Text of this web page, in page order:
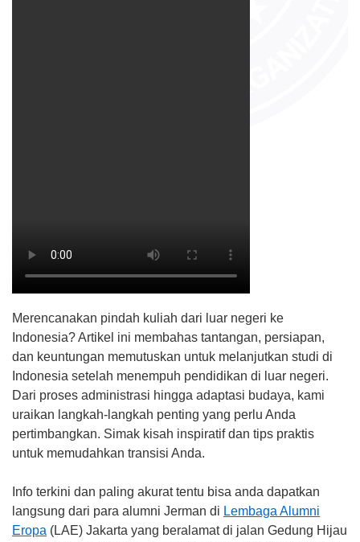
Merencanakan pindah kuliah dari luar negeri ke
Indonesia? Artikel ini membahas tantangan, persiapan,
dan keuntungan memutuskan untuk melanjutkan studi di
Indonesia setelah menempuh pendidikan di luar negeri.
Dari proses administrasi hingga adaptasi budaya, kami
uraikan langkah-langkah penting yang perlu Anda
pertimbangkan. Simak kisah inspiratif dan tips praktis
untuk memudahkan transisi Anda.
Info terkini dan paling akurat tentu bisa anda dapatkan
langsung dari para alumni Jerman di Lembaga Alumni
Eropa (LAE) Jakarta yang beralamat di jalan Gedung Hijau